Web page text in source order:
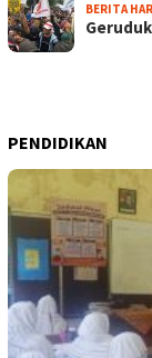
BERITA
PENDIDIKAN